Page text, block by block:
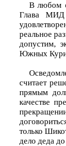
В любом
Глава МИД
реальное
допустим,
Южных
считает
прямым
качестве
только
дело деда